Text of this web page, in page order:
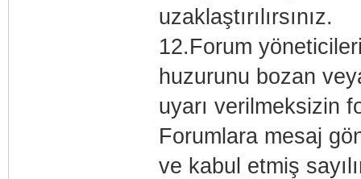
uzaklaştırılırsınız.
12.Forum
huzurunu bozan
uyarı verilmeksizin
Forumlara mesaj
ve kabul etmiş